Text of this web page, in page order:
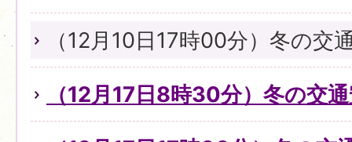
（12月10日17時00分）冬の交
（12月17日8時30分）冬の交